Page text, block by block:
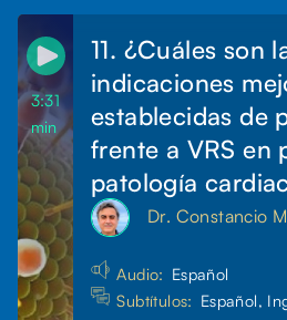
3:31
min
11. ¿Cuáles son
indicaciones
establecidas de
frente a VRS en
patología
Dr. Constancio
Audio: Español
Subtítulos: Español,